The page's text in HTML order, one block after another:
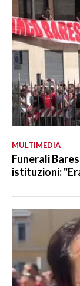
MULTIMEDIA
Funerali
istituzioni: